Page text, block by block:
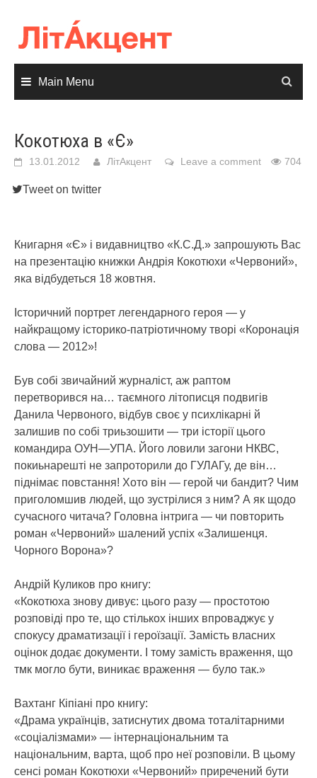
content
Main Menu
Кокотюха в «Є»
13.01.2012 ЛітАкцент Leave a comment 704
Tweet on twitter
Книгарня «Є» і видавництво «К.С.Д.» запрошують Вас
на презентацію книжки Андрія Кокотюхи «Червоний»,
яка відбудеться 18 жовтня.
Історичний портрет легендарного героя — у
найкращому історико-патріотичному творі «Коронація
слова — 2012»!
Був собі звичайний журналіст, аж раптом
перетворився на… таємного літописця подвигів
Данила Червоного, відбув своє у психлікарні й
залишив по собі триьзошити — три історії цього
командира ОУН—УПА. Його ловили загони НКВС,
покиьнарешті не запроторили до ГУЛАГу, де він…
піднімає повстання! Хото він — герой чи бандит? Чим
приголомшив людей, що зустрілися з ним? А як щодо
сучасного читача? Головна інтрига — чи повторить
роман «Червоний» шалений успіх «Залишенця.
Чорного Ворона»?
Андрій Куликов про книгу:
«Кокотюха знову дивує: цього разу — простотою
розповіді про те, що стількох інших впроваджує у
спокусу драматизації і героїзації. Замість власних
оцінок додає документи. І тому замість враження, що
тмк могло бути, виникає враження — було так.»
Вахтанг Кіпіані про книгу:
«Драма українців, затиснутих двома тоталітарними
«соціалізмами» — інтернаціональним та
національним, варта, щоб про неї розповіли. В цьому
сенсі роман Кокотюхи «Червоний» приречений бути